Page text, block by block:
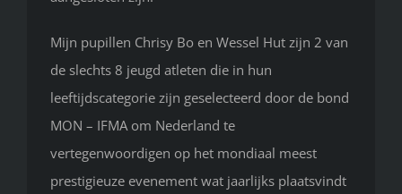
Mijn pupillen Chrisy Bo en Wessel Hut zijn 2 van
de slechts 8 jeugd atleten die in hun
leeftijdscategorie zijn geselecteerd door de bond
MON – IFMA om Nederland te
vertegenwoordigen op het mondiaal meest
prestigieuze evenement wat jaarlijks plaatsvindt